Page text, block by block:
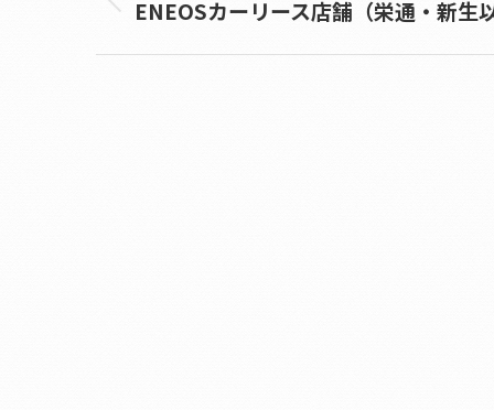
Previous
ENEOSカーリース店舗（栄通・新生以